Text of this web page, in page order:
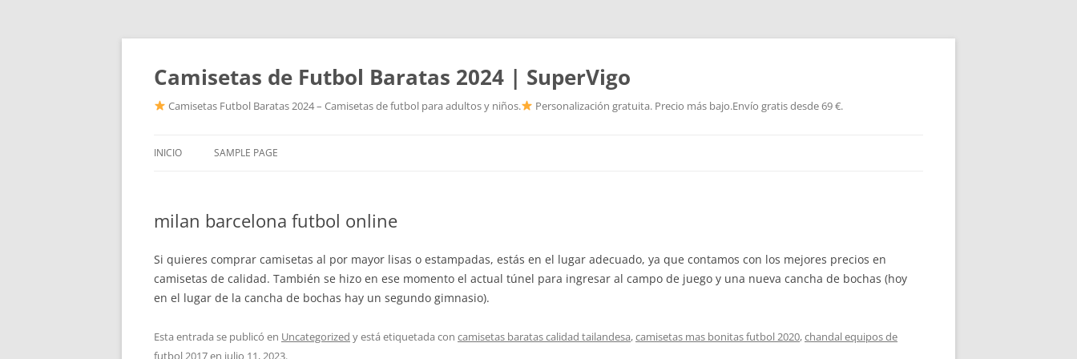
Camisetas de Futbol Baratas 2024 | SuperVigo
Camisetas Futbol Baratas 2024 – Camisetas de futbol para adultos y niños. Personalización gratuita. Precio más bajo.Envío gratis desde 69 €.
INICIO SAMPLE PAGE
milan barcelona futbol online
Si quieres comprar camisetas al por mayor lisas o estampadas, estás en el lugar adecuado, ya que contamos con los mejores precios en
camisetas de calidad. También se hizo en ese momento el actual túnel para ingresar al campo de juego y una nueva cancha de bochas (hoy
en el lugar de la cancha de bochas hay un segundo gimnasio).
Esta entrada se publicó en Uncategorized y está etiquetada con camisetas baratas calidad tailandesa,camisetas mas bonitas futbol 2020,chandal equipos de
futbol 2017en julio 11, 2023.